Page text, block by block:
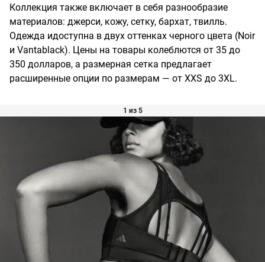
Коллекция также включает в себя разнообразие
материалов: джерси, кожу, сетку, бархат, твилль.
Одежда идоступна в двух оттенках черного цвета (Noir
и Vantablack). Цены на товары колеблются от 35 до
350 долларов, а размерная сетка предлагает
расширенные опции по размерам — от XXS до 3XL.
1 из 5